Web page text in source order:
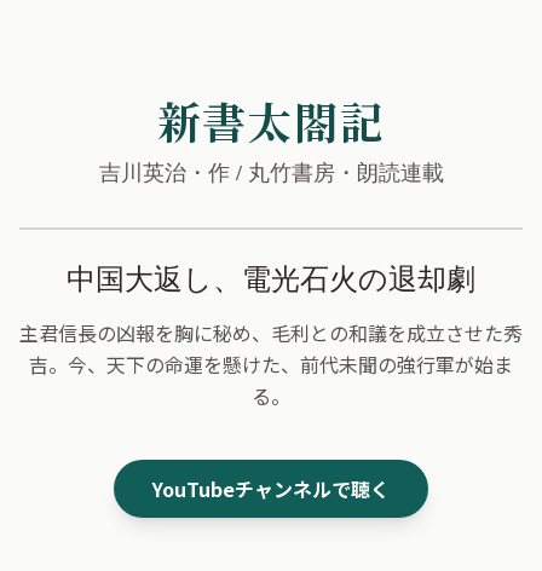
新書太閤記
吉川英治・作 / 丸竹書房・朗読連載
中国大返し、電光石火の退却劇
主君信長の凶報を胸に秘め、毛利との和議を成立させた秀
吉。今、天下の命運を懸けた、前代未聞の強行軍が始ま
る。
YouTubeチャンネルで聴く